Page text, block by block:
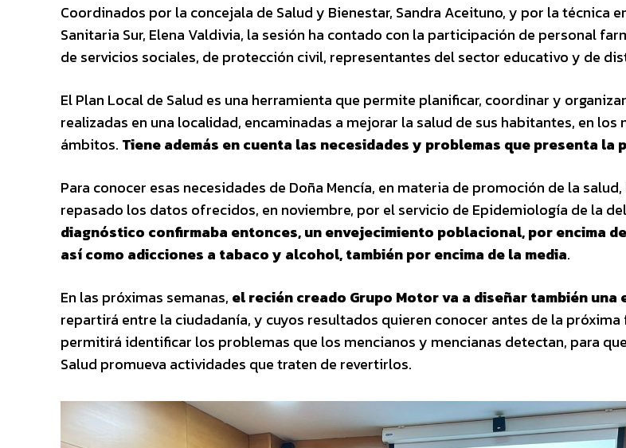
Coordinados por la concejala de Salud y Bienestar, Sandra Aceituno, y por la técnica
Sanitaria Sur, Elena Valdivia, la sesión ha contado con la participación de personal
de servicios sociales, de protección civil, representantes del sector educativo y de
El Plan Local de Salud es una herramienta que permite planificar, coordinar y
realizadas en una localidad, encaminadas a mejorar la salud de sus habitantes, en los
ámbitos. Tiene además en cuenta las necesidades y problemas que presenta la
Para conocer esas necesidades de Doña Mencía, en materia de promoción de la
repasado los datos ofrecidos, en noviembre, por el servicio de Epidemiología de la
diagnóstico confirmaba entonces, un envejecimiento poblacional, por encima
así como adicciones a tabaco y alcohol, también por encima de la media.
En las próximas semanas, el recién creado Grupo Motor va a diseñar también una
repartirá entre la ciudadanía, y cuyos resultados quieren conocer antes de la
permitirá identificar los problemas que los mencianos y mencianas detectan, para
Salud promueva actividades que traten de revertirlos.